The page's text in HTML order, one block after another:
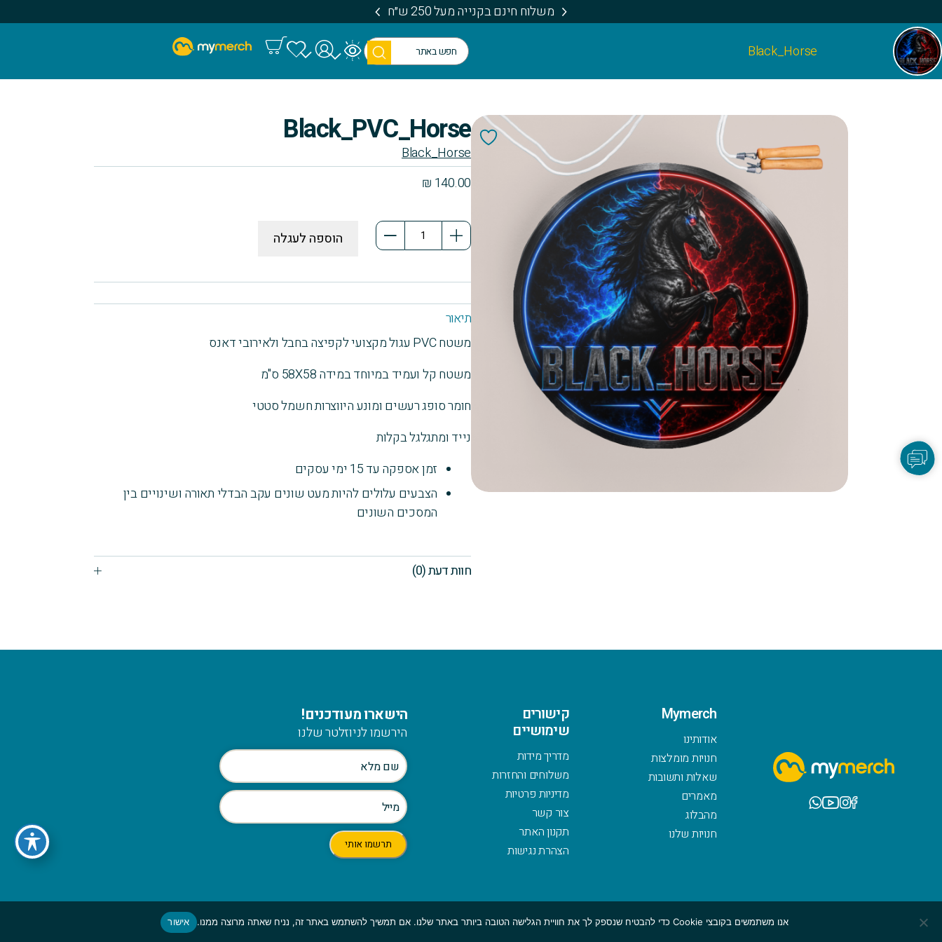
משלוח חינם בקנייה מעל 250 ש״ח
Black_Horse
חיפו
ש
Black_PVC_Horse
Black_Horse
₪ 140.00
כמות
של
הוספה לעגלה
תיאור
משטח PVC עגול מקצועי לקפיצה בחבל ולאירובי דאנס
משטח קל ועמיד במיוחד במידה 58X58 ס"מ
חומר סופג רעשים ומונע היווצרות חשמל סטטי
נייד ומתגלגל בקלות
זמן אספקה עד 15 ימי עסקים
הצבעים עלולים להיות מעט שונים עקב הבדלי תאורה ושינויים בין
המסכים השונים
חוות דעת (0)
Mymerch
אודותינו
חנויות מומלצות
שאלות ותשובות
מאמרים
מהבלוג
חנויות שלנו
קישורים
שימושיים
מדריך מידות
משלוחים והחזרות
מדיניות פרטיות
צור קשר
תקנון האתר
הצהרת נגישות
הישארו מעודכנים!
הירשמו לניוזלטר שלנו
אנו משתמשים בקובצי Cookie כדי להבטיח שנספק לך את חוויית הגלישה הטובה ביותר באתר שלנו. אם תמשיך להשתמש באתר זה, נניח שאתה מרוצה ממנו. אישור